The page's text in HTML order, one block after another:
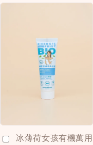
冰薄荷女孩有機萬用